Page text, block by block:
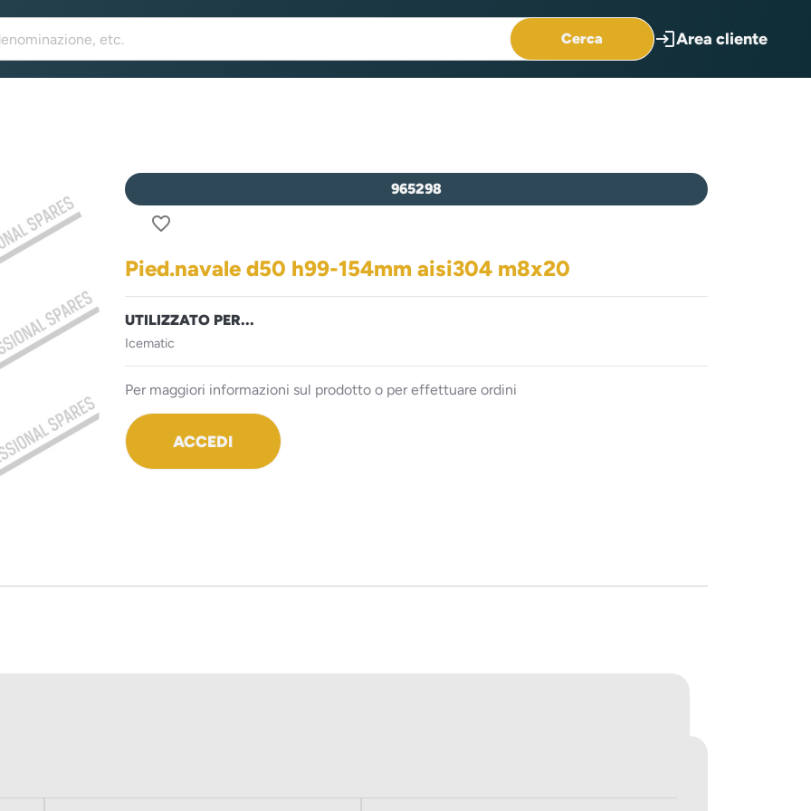
Cerca loginArea cliente
965298
favorite_border
Pied.navale d50 h99-154mm aisi304 m8x20
UTILIZZATO PER...
Icematic
Per maggiori informazioni sul prodotto o per effettuare ordini
ACCEDI